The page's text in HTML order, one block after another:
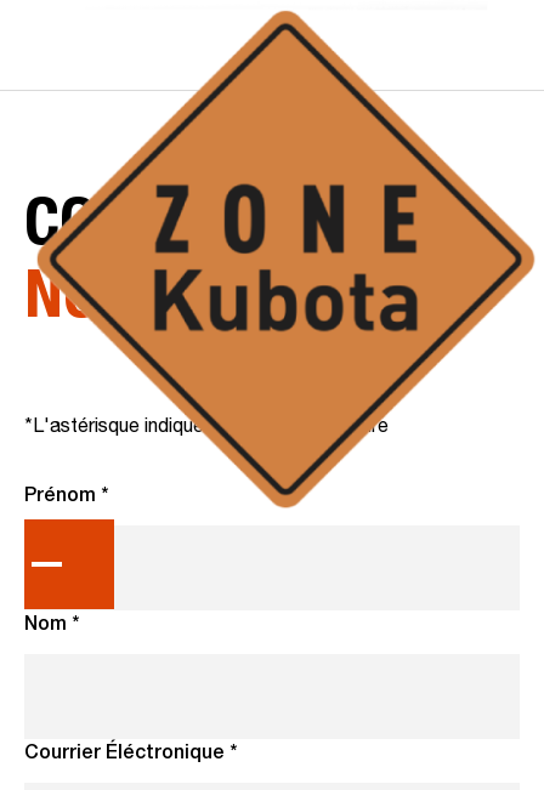
CONTACTEZ
NOTRE ÉQUIPE
*L'astérisque indique un champ obligatoire
Prénom *
Nom *
Courrier Éléctronique *